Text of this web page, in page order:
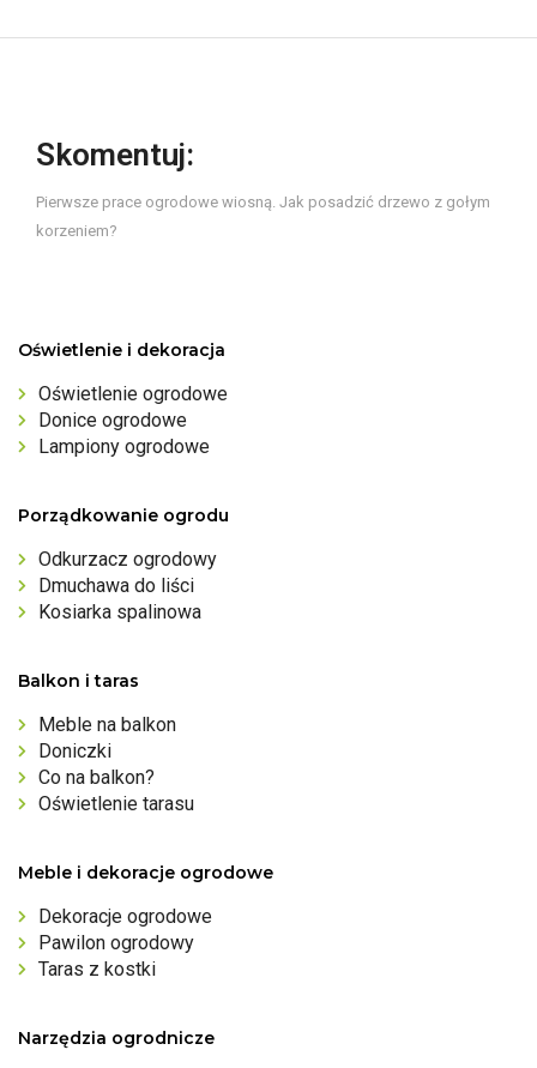
Skomentuj:
Pierwsze prace ogrodowe wiosną. Jak posadzić drzewo z gołym
korzeniem?
Oświetlenie i dekoracja
Oświetlenie ogrodowe
Donice ogrodowe
Lampiony ogrodowe
Porządkowanie ogrodu
Odkurzacz ogrodowy
Dmuchawa do liści
Kosiarka spalinowa
Balkon i taras
Meble na balkon
Doniczki
Co na balkon?
Oświetlenie tarasu
Meble i dekoracje ogrodowe
Dekoracje ogrodowe
Pawilon ogrodowy
Taras z kostki
Narzędzia ogrodnicze